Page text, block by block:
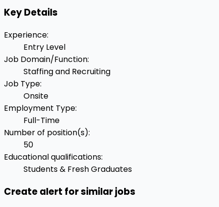
Key Details
Experience:
Entry Level
Job Domain/Function:
Staffing and Recruiting
Job Type:
Onsite
Employment Type:
Full-Time
Number of position(s):
50
Educational qualifications:
Students & Fresh Graduates
Create alert for similar jobs